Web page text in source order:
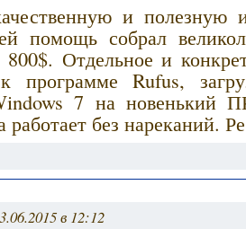
и полезную
помощь собрал
Отдельное и
программе Rufus,
7 на
работает без нареканий.
в 12:12